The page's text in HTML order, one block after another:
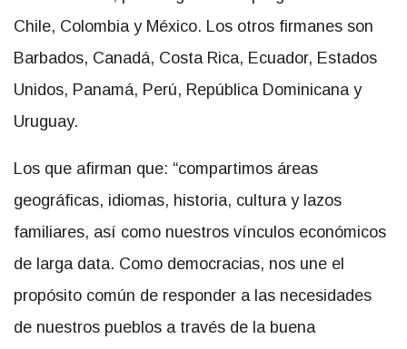
Chile, Colombia y México. Los otros firmanes son
Barbados, Canadá, Costa Rica, Ecuador, Estados
Unidos, Panamá, Perú, República Dominicana y
Uruguay.
Los que afirman que: “compartimos áreas
geográficas, idiomas, historia, cultura y lazos
familiares, así como nuestros vínculos económicos
de larga data. Como democracias, nos une el
propósito común de responder a las necesidades
de nuestros pueblos a través de la buena